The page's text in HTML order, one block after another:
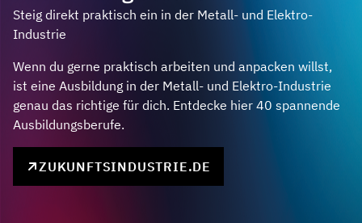
Steig direkt praktisch ein in der Metall- und Elektro-
Industrie
Wenn du gerne praktisch arbeiten und anpacken willst,
ist eine Ausbildung in der Metall- und Elektro-Industrie
genau das richtige für dich. Entdecke hier 40 spannende
Ausbildungsberufe.
ZUKUNFTSINDUSTRIE.DE